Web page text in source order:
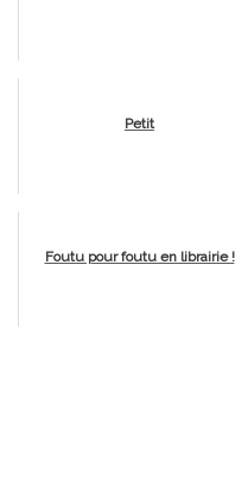
Petit
Foutu pour foutu en librairie !